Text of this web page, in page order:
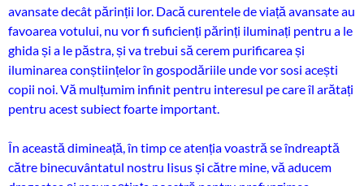
avansate decât părinții lor. Dacă curentele de viață avansate au
favoarea votului, nu vor fi suficienți părinți iluminați pentru a le
ghida și a le păstra, și va trebui să cerem purificarea și
iluminarea conștiințelor în gospodăriile unde vor sosi acești
copii noi. Vă mulțumim infinit pentru interesul pe care îl arătați
pentru acest subiect foarte important.
În această dimineață, în timp ce atenția voastră se îndreaptă
către binecuvântatul nostru Iisus și către mine, vă aducem